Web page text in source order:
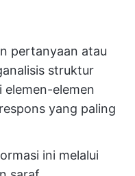
pertanyaan atau
struktur
elemen
yang paling
ini melalui